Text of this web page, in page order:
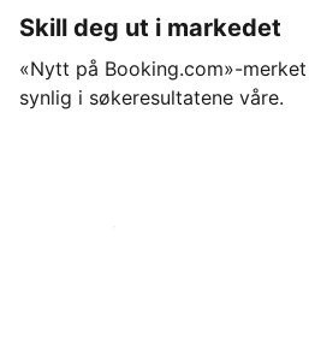
Skill deg ut i markedet
«Nytt på Booking.com»-
synlig i søkeresultatene våre.
Kom i gang i dag